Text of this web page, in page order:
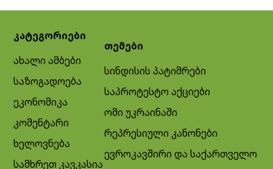
კატეგორიები
ახალი ამბები
საზოგადოება
ეკონომიკა
კომენტარი
ხელოვნება
სამხრეთ კავკასია
თემები
სინდისის პატიმრები
საპროტესტო აქციები
ომი უკრაინაში
რეპრესიული კანონები
ევროკავშირი და საქართველო